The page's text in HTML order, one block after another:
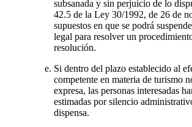
subsanada y sin perjuicio de lo
42.5 de la Ley 30/1992, de 26 de
supuestos en que se podrá
legal para resolver un
resolución.
Si dentro del plazo establecido al
competente en materia de turismo
expresa, las personas interesadas
estimadas por silencio
dispensa.